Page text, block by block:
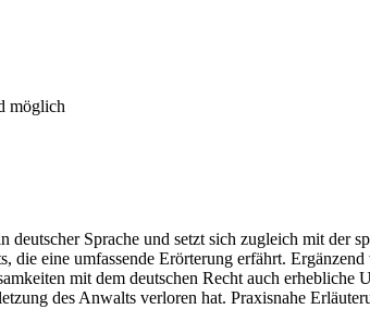
möglich
deutscher Sprache und setzt sich zugleich mit
die eine umfassende Erörterung erfährt.
mit dem deutschen Recht auch
des Anwalts verloren hat. Praxisnahe